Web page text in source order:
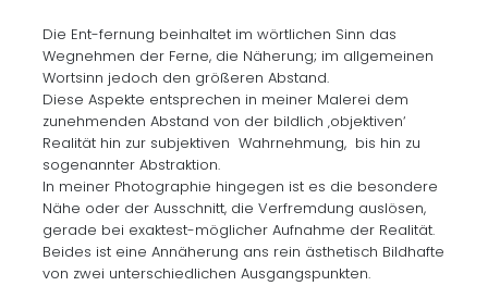
Die Ent-fernung beinhaltet im wörtlichen Sinn das
Wegnehmen der Ferne, die Näherung; im allgemeinen
Wortsinn jedoch den größeren Abstand.
Diese Aspekte entsprechen in meiner Malerei dem
zunehmenden Abstand von der bildlich ‚objektiven‘
Realität hin zur subjektiven Wahrnehmung, bis hin zu
sogenannter Abstraktion.
In meiner Photographie hingegen ist es die besondere
Nähe oder der Ausschnitt, die Verfremdung auslösen,
gerade bei exaktest-möglicher Aufnahme der Realität.
Beides ist eine Annäherung ans rein ästhetisch Bildhafte
von zwei unterschiedlichen Ausgangspunkten.